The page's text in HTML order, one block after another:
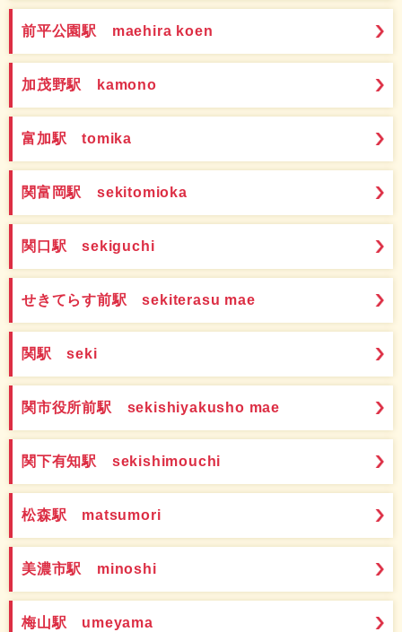
前平公園駅 maehira koen
加茂野駅 kamono
富加駅 tomika
関富岡駅 sekitomioka
関口駅 sekiguchi
せきてらす前駅 sekiterasu mae
関駅 seki
関市役所前駅 sekishiyakusho mae
関下有知駅 sekishimouchi
松森駅 matsumori
美濃市駅 minoshi
梅山駅 umeyama